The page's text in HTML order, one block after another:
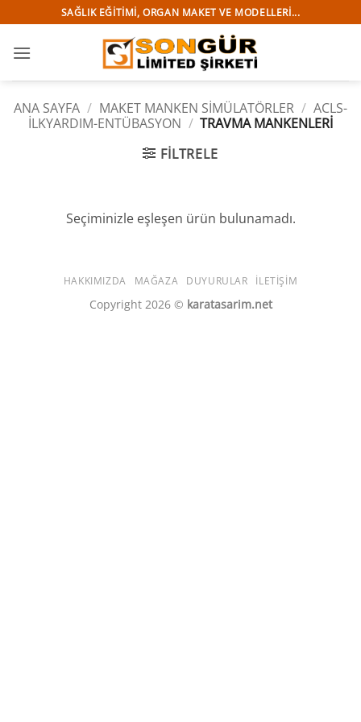
atla
SAĞLIK EĞITIMI, ORGAN MAKET VE MODELLERI...
ANA SAYFA / MAKET MANKEN SİMÜLATÖRLER / ACLS-
İLKYARDIM-ENTÜBASYON / TRAVMA MANKENLERİ
FILTRELE
Seçiminizle eşleşen ürün bulunamadı.
HAKKIMIZDA MAĞAZA DUYURULAR İLETIŞIM
Copyright 2026 © karatasarim.net